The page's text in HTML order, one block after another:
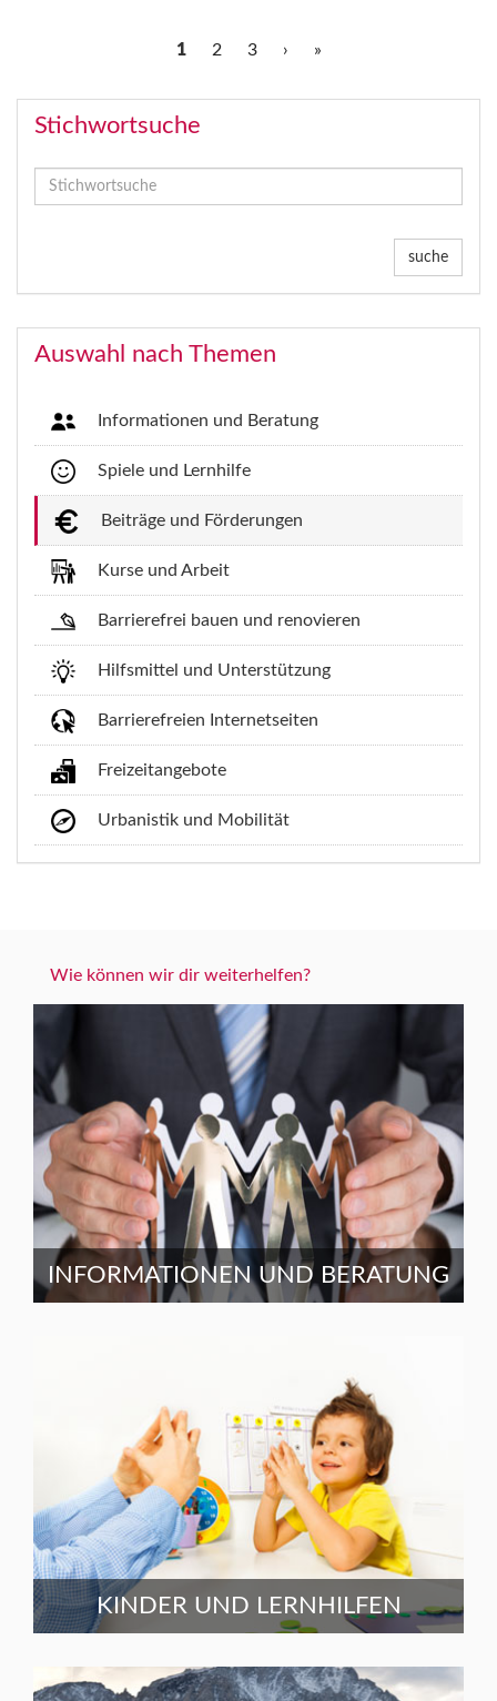
1 2 3 › »
Stichwortsuche
suche
Auswahl nach Themen
Informationen und Beratung
Spiele und Lernhilfe
Beiträge und Förderungen
Kurse und Arbeit
Barrierefrei bauen und renovieren
Hilfsmittel und Unterstützung
Barrierefreien Internetseiten
Freizeitangebote
Urbanistik und Mobilität
Wie können wir dir weiterhelfen?
INFORMATIONEN UND BERATUNG
KINDER UND LERNHILFEN